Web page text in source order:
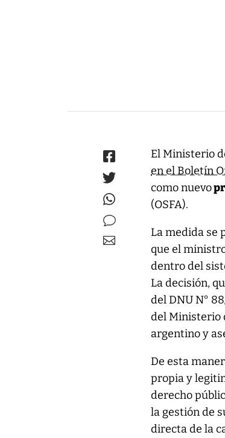
El Ministerio
en el Boletín
como nuevo
(OSFA).
La medida se
que el
dentro del
La decisión,
del DNU N°
del Ministerio
argentino y
De esta
propia y
derecho
la gestión de
directa de la